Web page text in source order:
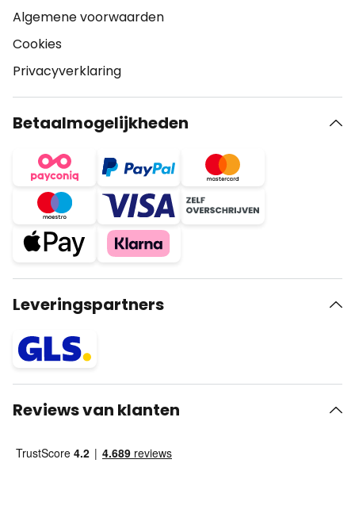
Algemene voorwaarden
Cookies
Privacyverklaring
Betaalmogelijkheden
Leveringspartners
Reviews van klanten